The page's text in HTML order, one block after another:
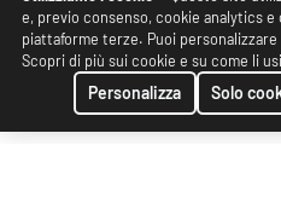
e, previo consenso, cookie analytics
piattaforme terze. Puoi
Scopri di più sui cookie e su come li
Personalizza Solo